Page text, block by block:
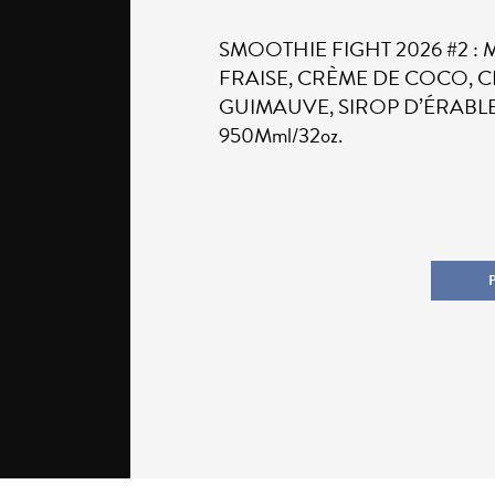
SMOOTHIE FIGHT 2026 #2
FRAISE, CRÈME DE COCO,
GUIMAUVE, SIROP
950Mml/32oz.